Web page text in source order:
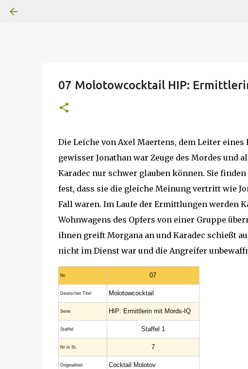
Superheldenserien
07 Molotowcocktail HIP:
Die Leiche von Axel Maertens, dem Leiter
gewisser Jonathan war Zeuge des Mordes und
Karadec nur schwer glauben können. Sie
fest, dass sie die gleiche Meinung vertritt wie
Fall waren. Im Laufe der Ermittlungen werden
Wohnwagens des Opfers von einer Gruppe
ihnen greift Morgana an und Karadec schießt
nicht im Dienst war und die Angreifer
Nr. 07
Deutscher Titel Molotowcocktail
Serie HIP: Ermittlerin mit Mords-IQ
Staffel Staffel 1
Nr in St. 7
Original­titel Cocktail Molotov